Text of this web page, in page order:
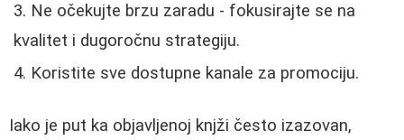
Ne očekujte brzu zaradu - fokusirajte se na
kvalitet i dugoročnu strategiju.
Koristite sve dostupne kanale za promociju.
Iako je put ka objavljenoj knjži često izazovan,